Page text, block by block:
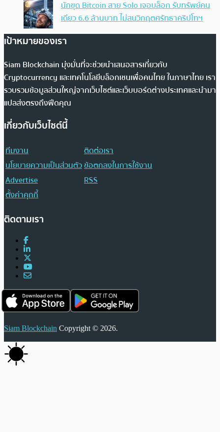
นักขุด Bitcoin สาย Solo เจอบล็อก รับทรัพย์คน
เดียว 6.6 ล้านบาท ไม่สนวิกฤตศรัทธาคริปโทฯ
เป้าหมายของเรา
Siam Blockchain มุ่งมั่นที่จะช่วยนำเสนอสารเกี่ยวกับ
Cryptocurrency และเทคโนโลยีบล็อกเชนเพื่อคนไทย ในภาษาไทย เรา
รวบรวมข้อมูลส่วนใหญ่จากเว็บไซต์และเว็บบอร์ดต่างประเทศและนำมา
แปลส่งตรงถึงฟีดคุณ
เกี่ยวกับเว็บไซต์นี้
ทีมงาน
ติดต่อเรา
นโยบายความเป็นส่วนตัวข้อตกลงในการใช้งาน
Advertise
RSS
ตั้งค่าคุกกี้
ติดตามเรา
Siam Blockchain Copyright © 2026.